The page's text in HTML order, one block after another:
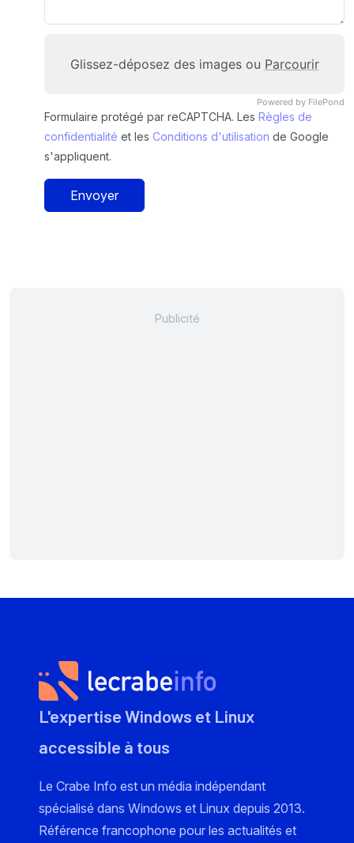
Powered by FilePond
Glissez-déposez des images ou Parcourir
Formulaire protégé par reCAPTCHA. Les Règles de
confidentialité et les Conditions d'utilisation de Google
s'appliquent.
Envoyer
L'expertise Windows et Linux
accessible à tous
Le Crabe Info est un média indépendant
spécialisé dans Windows et Linux depuis 2013.
Référence francophone pour les actualités et